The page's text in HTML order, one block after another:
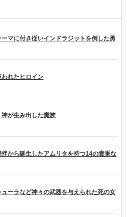
マに付き従いインドラジットを倒した勇
れたヒロイン
が生み出した魔族
から誕生したアムリタを持つ14の貴重な
ューラなど神々の武器を与えられた死の女